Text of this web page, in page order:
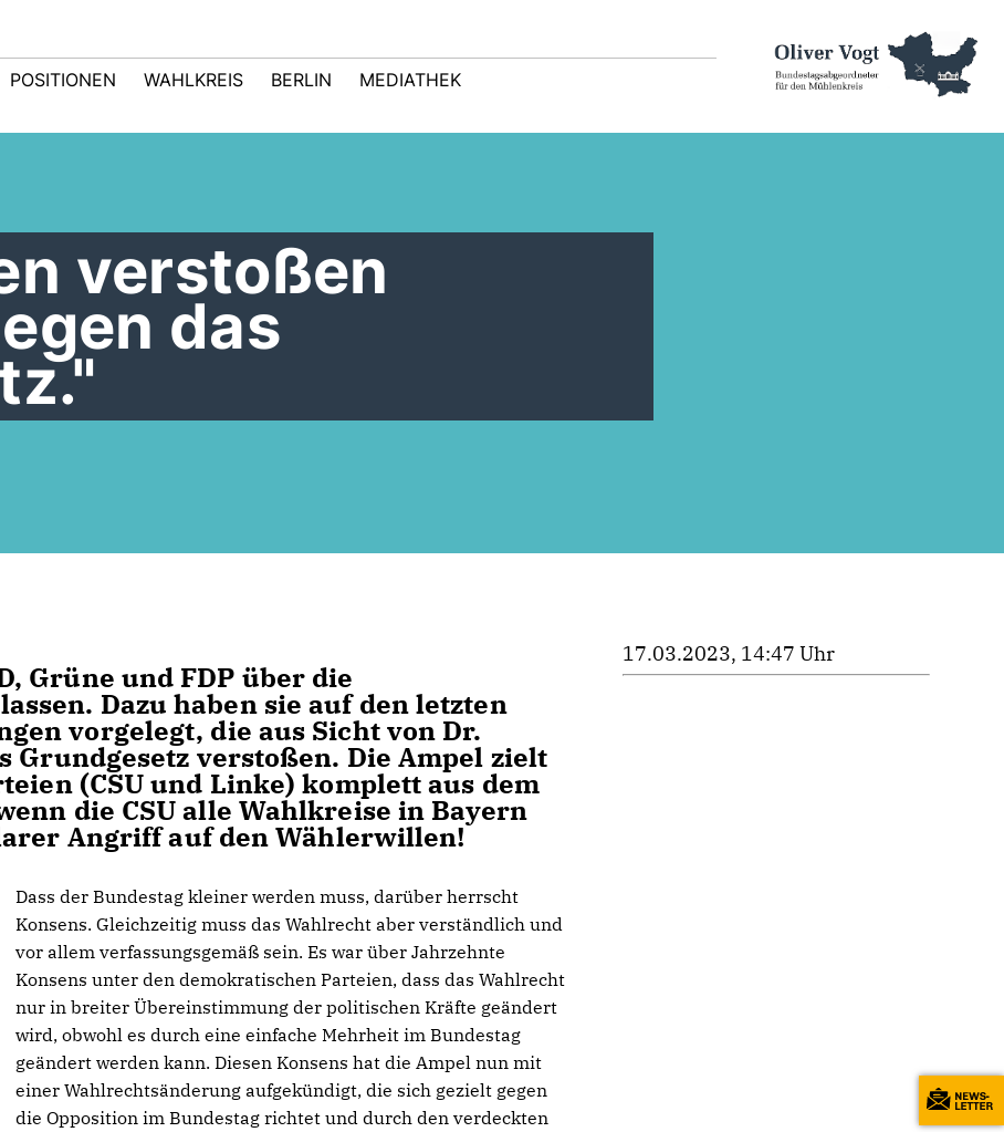
POSITIONEN WAHLKREIS BERLIN MEDIATHEK
verstoßen
das
Grüne und FDP über die
Dazu haben sie auf den letzten
vorgelegt, die aus Sicht von Dr.
Grundgesetz verstoßen. Die Ampel zielt
(CSU und Linke) komplett aus dem
die CSU alle Wahlkreise in Bayern
Angriff auf den Wählerwillen!
Dass der Bundestag kleiner werden muss, darüber herrscht
Konsens. Gleichzeitig muss das Wahlrecht aber verständlich und
vor allem verfassungsgemäß sein. Es war über Jahrzehnte
Konsens unter den demokratischen Parteien, dass das Wahlrecht
nur in breiter Übereinstimmung der politischen Kräfte geändert
wird, obwohl es durch eine einfache Mehrheit im Bundestag
geändert werden kann. Diesen Konsens hat die Ampel nun mit
einer Wahlrechtsänderung aufgekündigt, die sich gezielt gegen
die Opposition im Bundestag richtet und durch den verdeckten
17.03.2023, 14:47 Uhr